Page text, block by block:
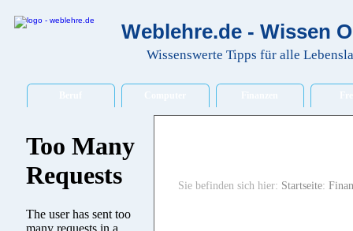
Weblehre.de - Wissen
Wissenswerte Tipps für alle
Sie befinden sich hier: Startseite: